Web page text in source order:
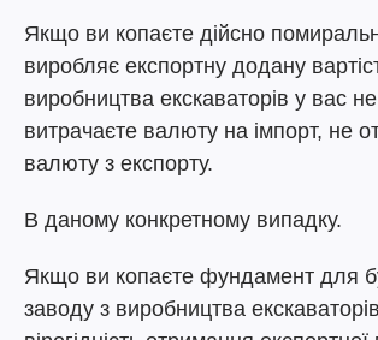
Якщо ви копаєте дійсно
виробляє експортну додану
виробництва екскаваторів у вас
витрачаєте валюту на імпорт, не
валюту з експорту.
В даному конкретному випадку.
Якщо ви копаєте фундамент для
заводу з виробництва